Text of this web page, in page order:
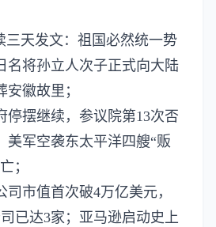
三天发文：祖国必然统一势
名将孙立人次子正式向大陆
徽故里；
停摆继续，参议院第13次否
美军空袭东太平洋四艘“贩
；
司市值首次破4万亿美元，
已达3家；亚马逊启动史上